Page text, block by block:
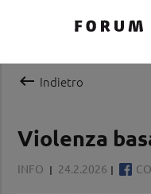
 Indietro
Violenza
INFO 24.2.2026